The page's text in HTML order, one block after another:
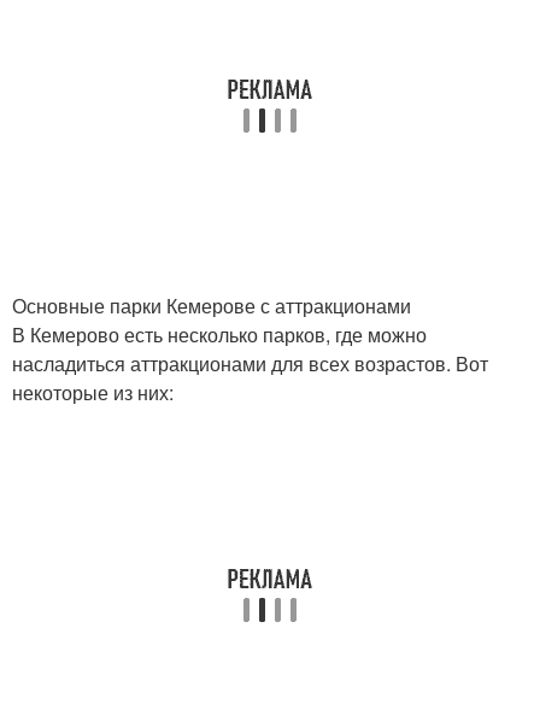
Основные парки Кемерове с аттракционами
В Кемерово есть несколько парков, где можно
насладиться аттракционами для всех возрастов. Вот
некоторые из них: